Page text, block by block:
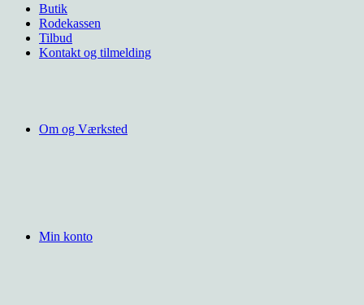
Butik
Rodekassen
Tilbud
Kontakt og tilmelding
Om og Værksted
Min konto